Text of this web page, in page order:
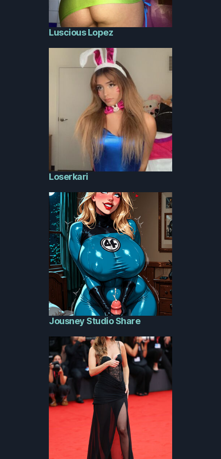
Luscious Lopez
Loserkari
Jousney Studio Share